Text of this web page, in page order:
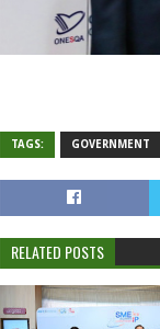
TAGS: GOVERNMENT
RELATED POSTS